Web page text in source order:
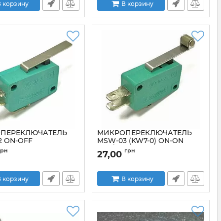
корзину В корзину
ON-OFF
корзину
МИКРОПЕРЕКЛЮЧАТЕЛЬ
MSW-03 (KW7-0) ON-ON
(16A/250VAC)
Артикул:
27,00 грн
В корзину